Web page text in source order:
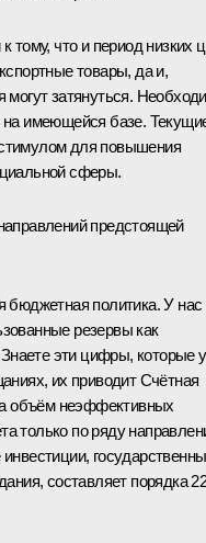
тому, что и период низких
товары, да и,
могут затянуться.
на имеющейся базе.
для повышения
сферы.
предстоящей
бюджетная политика. У нас
резервы как
эти цифры, которые
их приводит Счётная
объём неэффективных
только по ряду
составляет порядка